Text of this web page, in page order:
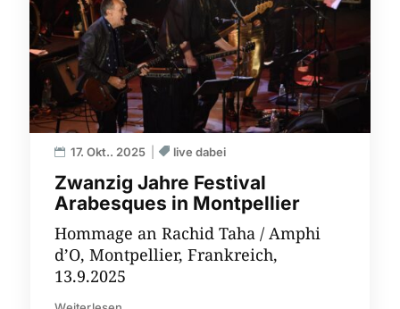
Zwanzig Jahre Festival
Arabesques in Montpellier
17. Okt.. 2025 live dabei
Hommage an Rachid Taha / Amphi
d’O, Montpellier, Frankreich,
13.9.2025